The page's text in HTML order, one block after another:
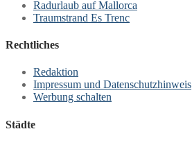
Radurlaub auf Mallorca
Traumstrand Es Trenc
Rechtliches
Redaktion
Impressum und Datenschutzhinweis
Werbung schalten
Städte